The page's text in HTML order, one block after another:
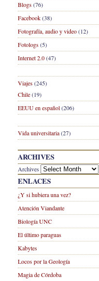
Blogs(76)
Facebook(38)
Fotografía, audio y video(12)
Fotologs(5)
Internet 2.0(47)
Viajes(245)
Chile(19)
EEUU en español(206)
Vida universitaria(27)
ARCHIVES
Archives
ENLACES
¿Y si hubiera una vez?
Atención Viandante
Biología UNC
El último paraguas
Kabytes
Locos por la Geología
Magia de Córdoba